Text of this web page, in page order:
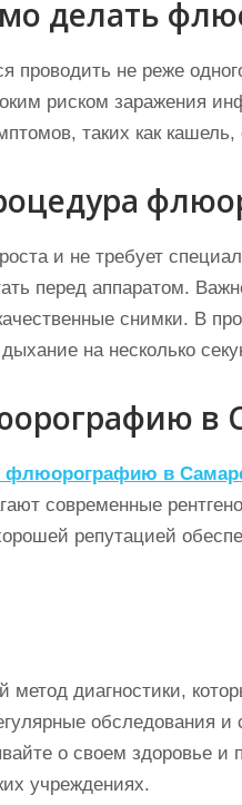
делать
проводить не реже
риском заражения
таких как
и не требует
перед аппаратом.
снимки. В
на несколько
в
флюорографию в
современные
репутацией
диагностики,
обследования
о своем здоровье
учреждениях.